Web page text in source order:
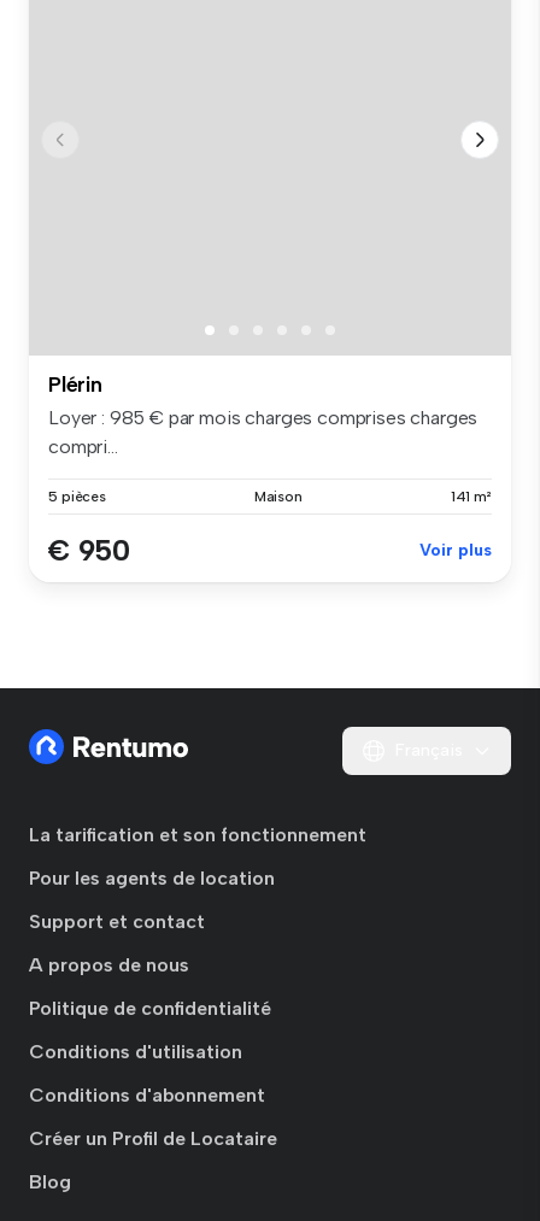
Plérin
Loyer : 985 € par mois charges comprises charges
compri...
5 pièces Maison 141 m²
€ 950 Voir plus
La tarification et son fonctionnement
Pour les agents de location
Support et contact
A propos de nous
Politique de confidentialité
Conditions d'utilisation
Conditions d'abonnement
Créer un Profil de Locataire
Blog